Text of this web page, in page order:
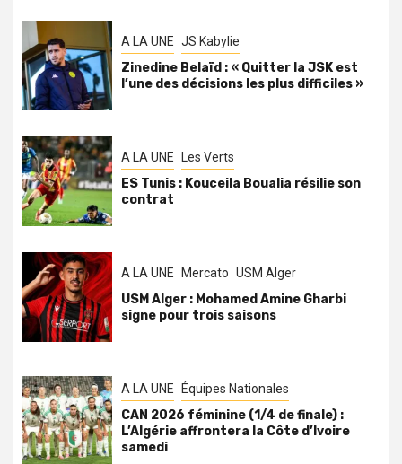
A LA UNE JS Kabylie
Zinedine Belaïd : « Quitter la JSK est
l’une des décisions les plus difficiles »
A LA UNE Les Verts
ES Tunis : Kouceila Boualia résilie son
contrat
A LA UNE Mercato USM Alger
USM Alger : Mohamed Amine Gharbi
signe pour trois saisons
A LA UNE Équipes Nationales
CAN 2026 féminine (1/4 de finale) :
L’Algérie affrontera la Côte d’Ivoire
samedi